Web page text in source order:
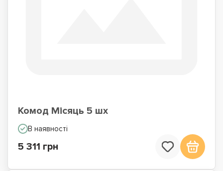
Комод Місяць 5 шх
В наявності
5 311 грн